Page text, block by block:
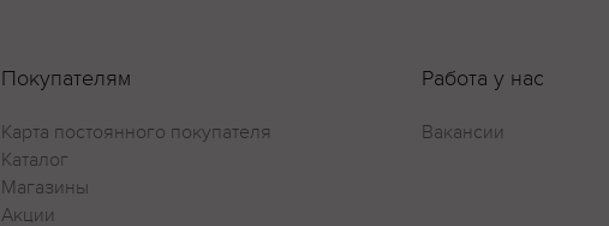
Покупателям
Карта постоянного покупателя
Каталог
Магазины
Акции
Работа у нас
Вакансии